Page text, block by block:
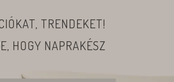
TRENDEKET!
HOGY NAPRAKÉSZ